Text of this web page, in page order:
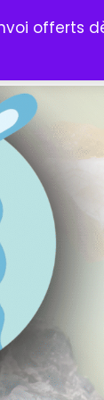
offerts
LIGNE